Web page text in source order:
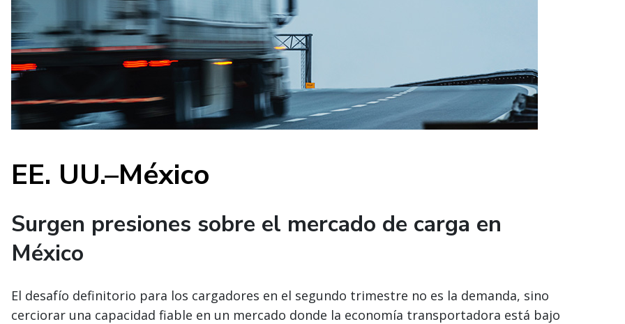
EE. UU.–México
Surgen presiones sobre el mercado de carga en
México
El desafío definitorio para los cargadores en el segundo trimestre no es la demanda, sino
cerciorar una capacidad fiable en un mercado donde la economía transportadora está bajo